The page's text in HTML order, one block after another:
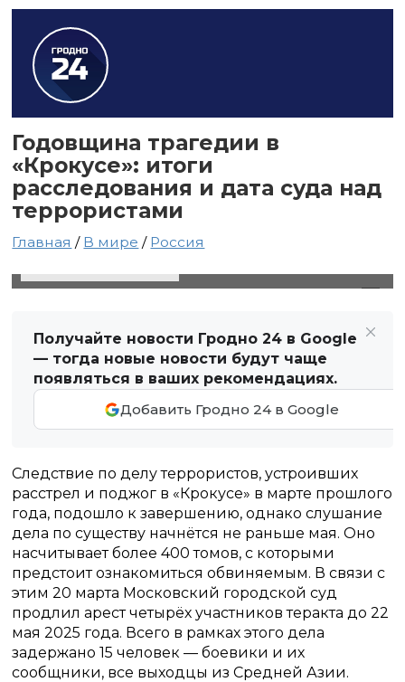
Годовщина трагедии в
«Крокусе»: итоги
расследования и дата суда над
террористами
Главная / В мире / Россия
Получайте новости Гродно 24 в Google
— тогда новые новости будут чаще
появляться в ваших рекомендациях.
Добавить Гродно 24 в Google
Следствие по делу террористов, устроивших
расстрел и поджог в «Крокусе» в марте прошлого
года, подошло к завершению, однако слушание
дела по существу начнётся не раньше мая. Оно
насчитывает более 400 томов, с которыми
предстоит ознакомиться обвиняемым. В связи с
этим 20 марта Московский городской суд
продлил арест четырёх участников теракта до 22
мая 2025 года. Всего в рамках этого дела
задержано 15 человек — боевики и их
сообщники, все выходцы из Средней Азии.